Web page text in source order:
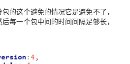
的这个避免的情况它是避免不了，
每一个包中间的时间间隔足够长，